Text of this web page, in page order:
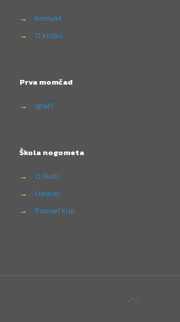
→
Kontakt
→
O klubu
Prva momčad
→ Igrači
Škola nogometa
→
O školi
→
Uzrasti
→
Romari kup